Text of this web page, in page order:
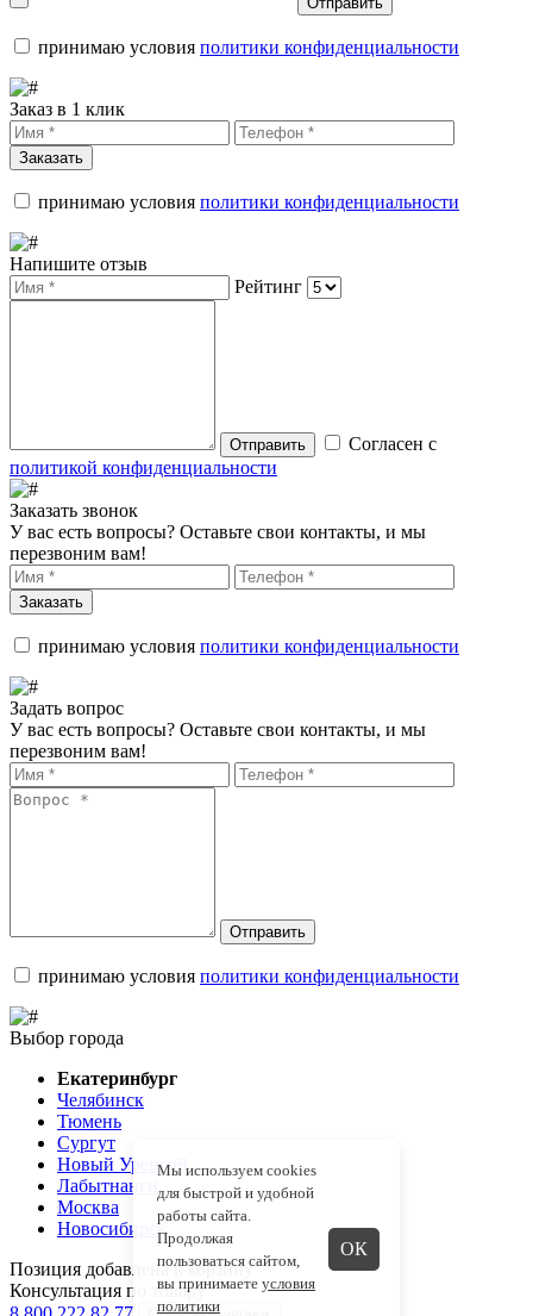
принимаю условия политики конфиденциальности
Заказ в 1 клик
Заказать
принимаю условия политики конфиденциальности
Напишите отзыв
Рейтинг
Отправить
Согласен с
политикой конфиденциальности
Заказать звонок
У вас есть вопросы? Оставьте свои контакты, и мы
перезвоним вам!
Заказать
принимаю условия политики конфиденциальности
Задать вопрос
У вас есть вопросы? Оставьте свои контакты, и мы
перезвоним вам!
Отправить
принимаю условия политики конфиденциальности
Выбор города
Екатеринбург
Челябинск
Тюмень
Сургут
Новый Уренгой
Лабытнанги
Москва
Новосибирск
Позиция добавлена в корзину
Консультация по товару
Мы используем cookies
для быстрой и удобной
работы сайта.
Продолжая
пользоваться сайтом,
вы принимаете условия
политики
ОК